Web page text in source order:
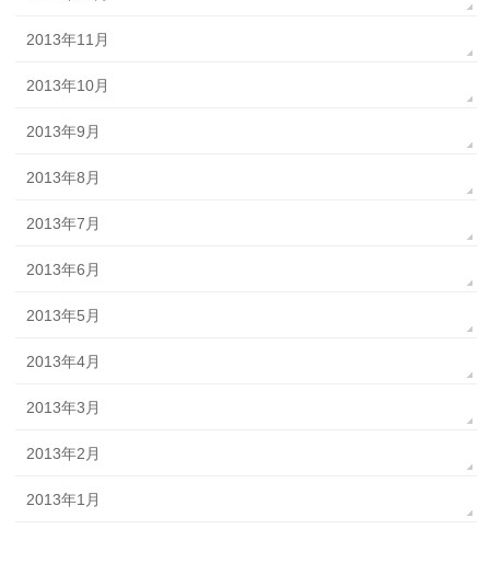
2013年11月
2013年10月
2013年9月
2013年8月
2013年7月
2013年6月
2013年5月
2013年4月
2013年3月
2013年2月
2013年1月